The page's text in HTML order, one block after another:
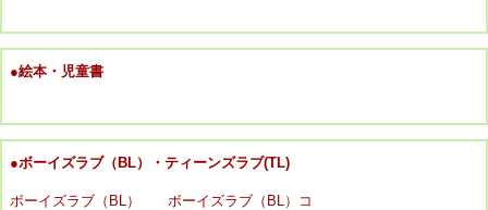
●絵本・児童書
●ボーイズラブ（BL）・ティーンズラブ(TL)
ボーイズラブ（BL）
ボーイズラブ（BL）コ